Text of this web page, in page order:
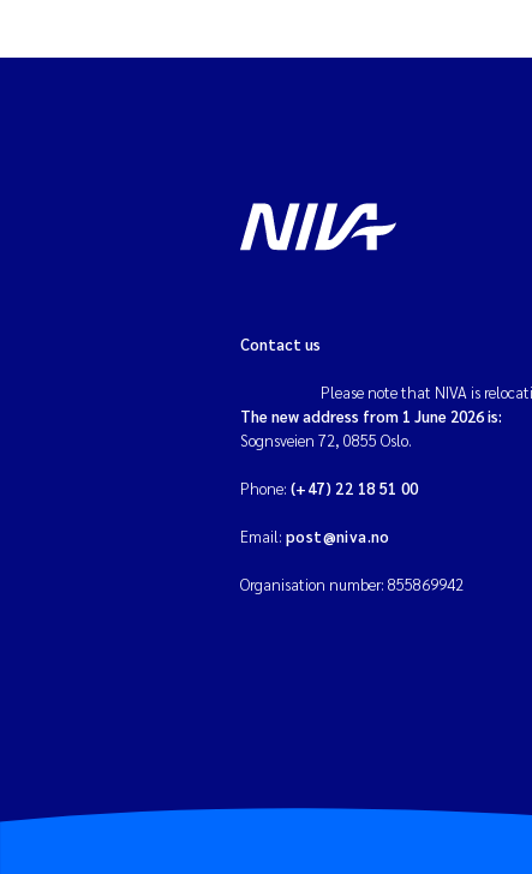
Contact us
Please note that NIVA is
The new address from 1 June 2026 is:
Sognsveien 72, 0855 Oslo.
Phone: (+47) 22 18 51 00
Email: post@niva.no
Organisation number: 855869942